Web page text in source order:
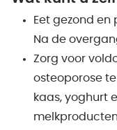
Eet gezond en
Na de
Zorg voor
osteoporose
kaas, yoghurt